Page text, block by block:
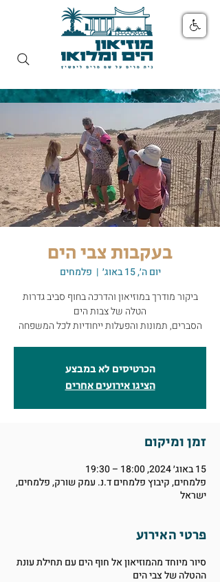
בעקבות צבי הים
יום ה׳, 15 באוג׳
  |
פלמחים
ביקור מודרך במוזיאון והדרכה בחוף סביב גדרות
הסברים, תמונות והפעלות ייחודיות לכל המשפחה
הכרטיסים לא במבצע
הציגו אירועים אחרים
זמן ומיקום
15 באוג׳ 2024, 18:00 – 19:30
פלמחים, קיבוץ פלמחים ד.נ. עמק שורק, פלמחים,
ישראל
פרטי האירוע
סיור מיוחד מהמוזיאון אל חוף הים עם תחילת עונת
ההטלה של צבי הים